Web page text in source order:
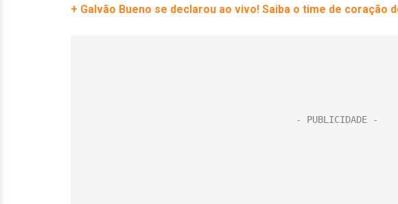
+ Galvão Bueno se declarou ao vivo! Saiba o time de coração